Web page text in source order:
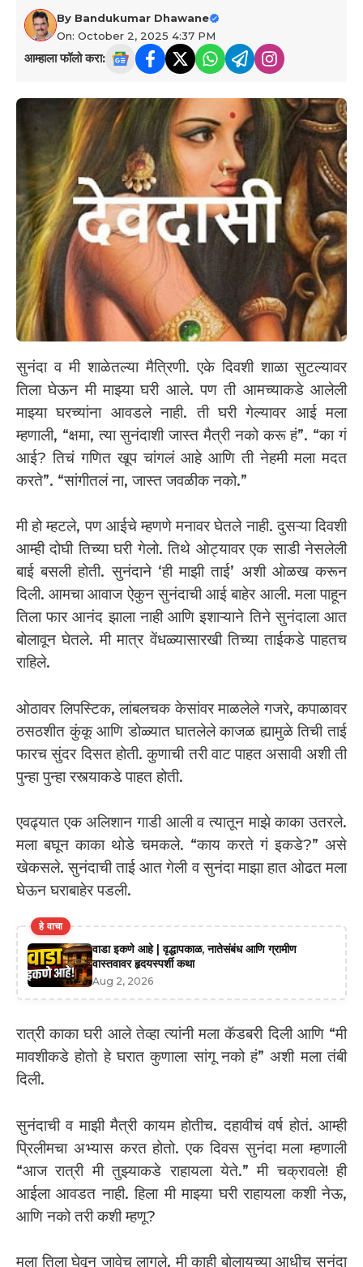
By Bandukumar Dhawane
On: October 2, 2025 4:37 PM
आम्हाला फॉलो करा:
सुनंदा व मी शाळेतल्या मैत्रिणी. एके दिवशी शाळा सुटल्यावर
तिला घेऊन मी माझ्या घरी आले. पण ती आमच्याकडे आलेली
माझ्या घरच्यांना आवडले नाही. ती घरी गेल्यावर आई मला
म्हणाली, “क्षमा, त्या सुनंदाशी जास्त मैत्री नको करू हं”. “का गं
आई? तिचं गणित खूप चांगलं आहे आणि ती नेहमी मला मदत
करते”. “सांगीतलं ना, जास्त जवळीक नको.”
मी हो म्हटले, पण आईचे म्हणणे मनावर घेतले नाही. दुसऱ्या दिवशी
आम्ही दोघी तिच्या घरी गेलो. तिथे ओट्यावर एक साडी नेसलेली
बाई बसली होती. सुनंदाने ‘ही माझी ताई’ अशी ओळख करून
दिली. आमचा आवाज ऐकुन सुनंदाची आई बाहेर आली. मला पाहून
तिला फार आनंद झाला नाही आणि इशाऱ्याने तिने सुनंदाला आत
बोलावून घेतले. मी मात्र वेंधळ्यासारखी तिच्या ताईकडे पाहतच
राहिले.
ओठावर लिपस्टिक, लांबलचक केसांवर माळलेले गजरे, कपाळावर
ठसठशीत कुंकू आणि डोळ्यात घातलेले काजळ ह्यामुळे तिची ताई
फारच सुंदर दिसत होती. कुणाची तरी वाट पाहत असावी अशी ती
पुन्हा पुन्हा रस्त्याकडे पाहत होती.
एवढ्यात एक अलिशान गाडी आली व त्यातून माझे काका उतरले.
मला बघून काका थोडे चमकले. “काय करते गं इकडे?” असे
खेकसले. सुनंदाची ताई आत गेली व सुनंदा माझा हात ओढत मला
घेऊन घराबाहेर पडली.
हे वाचा
वाडा इकणे आहे | वृद्धापकाळ, नातेसंबंध आणि ग्रामीण
वास्तवावर हृदयस्पर्शी कथा
Aug 2, 2026
रात्री काका घरी आले तेव्हा त्यांनी मला कॅडबरी दिली आणि “मी
मावशीकडे होतो हे घरात कुणाला सांगू नको हं” अशी मला तंबी
दिली.
सुनंदाची व माझी मैत्री कायम होतीच. दहावीचं वर्ष होतं. आम्ही
प्रिलीमचा अभ्यास करत होतो. एक दिवस सुनंदा मला म्हणाली
“आज रात्री मी तुझ्याकडे राहायला येते.” मी चक्रावले! ही
आईला आवडत नाही. हिला मी माझ्या घरी राहायला कशी नेऊ,
आणि नको तरी कशी म्हणू?
मला तिला घेवून जावेच लागले. मी काही बोलायच्या आधीच सुनंदा